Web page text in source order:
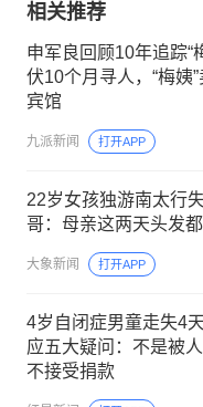
相关推荐
申军良回顾10年追踪“
伏10个月寻人，“梅姨
宾馆
九派新闻 打开APP
22岁女孩独游南太行
哥：母亲这两天头发
大象新闻 打开APP
4岁自闭症男童走失4
应五大疑问：不是被
不接受捐款